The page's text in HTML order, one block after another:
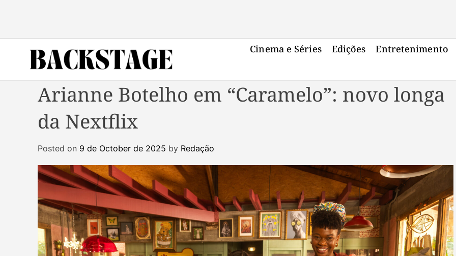
c
Cinema e Séries Edições Entretenimento
Arianne Botelho em “Caramelo”: novo longa
da Nextflix
Posted on 9 de October de 2025 by Redação